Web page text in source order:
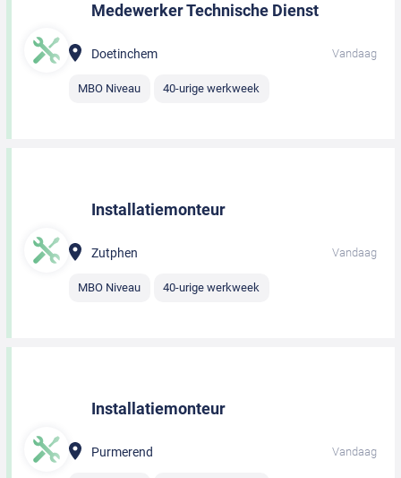
Medewerker Technische Dienst
Doetinchem Vandaag
MBO Niveau 40-urige werkweek
Installatiemonteur
Zutphen Vandaag
MBO Niveau 40-urige werkweek
Installatiemonteur
Purmerend Vandaag